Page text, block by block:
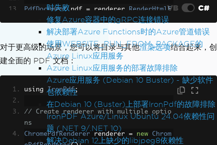
时失败
修复Azure容器中的gRPC连接错误
解决部署Azure Functions时的Azure管道错误
使用WEBSITE_RUN_FROM_PACKAGE的
Azure Linux应用服务
Azure Linux应用服务的部署故障排除
Azure应用服务 (Debian 10 Buster) - 缺少软件
包依赖性
在Debian 10 (Buster)上部署IronPdf的故障排除
IronPDF Azure/Linux Ubuntu 24.04依赖性问
题 (.NET 9/.NET 10)
解决Debian 12上缺少的libjpeg8依赖性
PdfDocument pdf = renderer
RenderHtmlF
ileAsPdf("tableOfContent.html");
pdf.SaveAs("tableOfContents.pdf");
VB C#
对于更高级的场景，您可以将目录与其他渲染选项结合起来，创
建全面的 PDF 文档：
using IronPdf;
// Create renderer with multiple optio
ns
ChromePdfRenderer renderer = new
Chrom